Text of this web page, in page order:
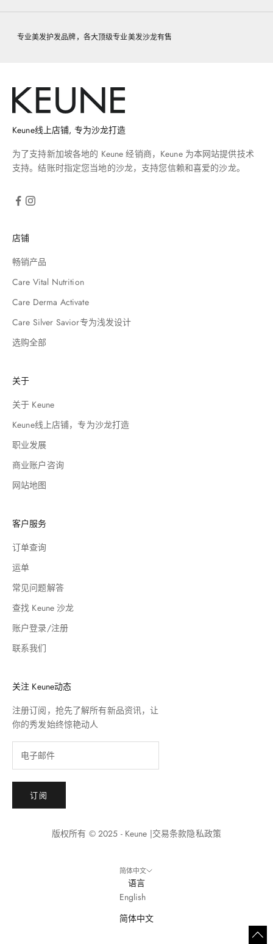
专业美发护发品牌，各大顶级专业美发沙龙有售
Keune线上店铺, 专为沙龙打造
为了支持新加坡各地的 Keune 经销商，Keune 为本网站提供技术
支持。结账时指定您当地的沙龙，支持您信赖和喜爱的沙龙。
店铺
畅销产品
Care Vital Nutrition
Care Derma Activate
Care Silver Savior专为浅发设计
选购全部
关于
关于 Keune
Keune线上店铺，专为沙龙打造
职业发展
商业账户咨询
网站地图
客户服务
订单查询
运单
常见问题解答
查找 Keune 沙龙
账户登录/注册
联系我们
关注 Keune动态
注册订阅，抢先了解所有新品资讯，让
你的秀发始终惊艳动人
订阅
版权所有 © 2025 - Keune |交易条款隐私政策
简体中文
语言
English
简体中文